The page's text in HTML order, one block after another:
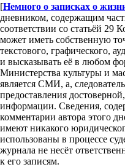
[Немного о записках о
дневником, содержащим
соответствии со статьёй
может иметь собственную
текстового, графического,
и высказывать её в любом
Министерства культуры и
является СМИ, а,
предоставления
информации. Сведения,
комментарии автора этого
имеют никакого
использованы в процессе
журнала не несёт
к его записям.